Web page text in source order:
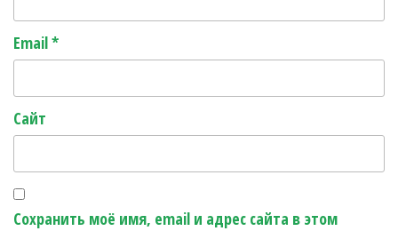
Email*
Сайт
Сохранить моё имя, email и адрес сайта в этом